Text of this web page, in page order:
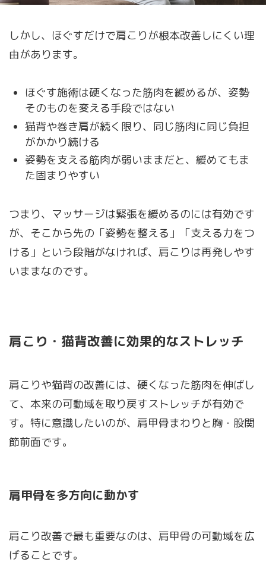
しかし、ほぐすだけで肩こりが根本改善しにくい理
由があります。
ほぐす施術は硬くなった筋肉を緩めるが、姿勢
そのものを変える手段ではない
猫背や巻き肩が続く限り、同じ筋肉に同じ負担
がかかり続ける
姿勢を支える筋肉が弱いままだと、緩めてもま
た固まりやすい
つまり、マッサージは緊張を緩めるのには有効です
が、そこから先の「姿勢を整える」「支える力をつ
ける」という段階がなければ、肩こりは再発しやす
いままなのです。
肩こり・猫背改善に効果的なストレッチ
肩こりや猫背の改善には、硬くなった筋肉を伸ばし
て、本来の可動域を取り戻すストレッチが有効で
す。特に意識したいのが、肩甲骨まわりと胸・股関
節前面です。
肩甲骨を多方向に動かす
肩こり改善で最も重要なのは、肩甲骨の可動域を広
げることです。